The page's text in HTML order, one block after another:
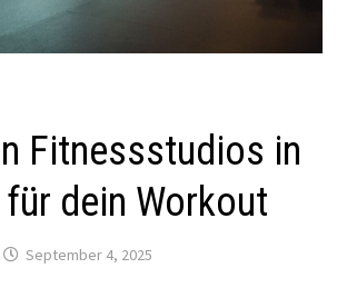
Fitnessstudios in
dein Workout
September 4, 2025